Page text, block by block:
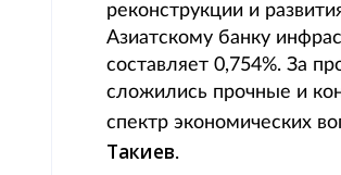
реконструкции и
Азиатскому банку
составляет 0,754%. За
сложились прочные и
спектр экономических
Такиев.